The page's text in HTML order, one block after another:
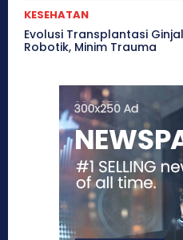
KESEHATAN
Evolusi Transplantasi
Robotik, Minim Trauma